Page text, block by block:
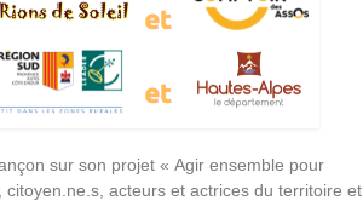
sur son projet « Agir ensemble pour
citoyen.ne.s, acteurs et actrices du territoire et